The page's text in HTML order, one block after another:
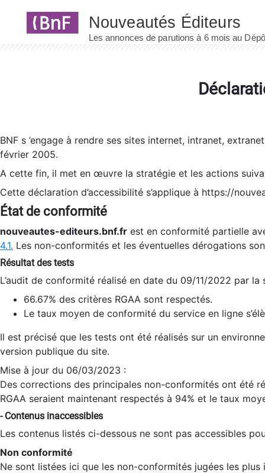
BNF s ’engage à rendre ses sites internet, intranet,
février 2005.
A cette fin, il met en œuvre la stratégie et les actions
Cette déclaration d’accessibilité s’applique à https://
État de conformité
nouveautes-editeurs.bnf.fr est en conformité partielle
4.1. Les non-conformités et les éventuelles dérogations
Résultat des tests
L’audit de conformité réalisé en date du 09/11/2022 par
66.67% des critères RGAA sont respectés.
Le taux moyen de conformité du service en ligne
Il est précisé que les tests ont été réalisés sur un
version publique du site.
Mise à jour du 06/03/2023 :
Des corrections des principales non-conformités ont été
RGAA seraient maintenant respectés à 94% et le taux
- Contenus inaccessibles
Les contenus listés ci-dessous ne sont pas accessibles
Non conformité
Ne sont listées ici que les non-conformités jugées les